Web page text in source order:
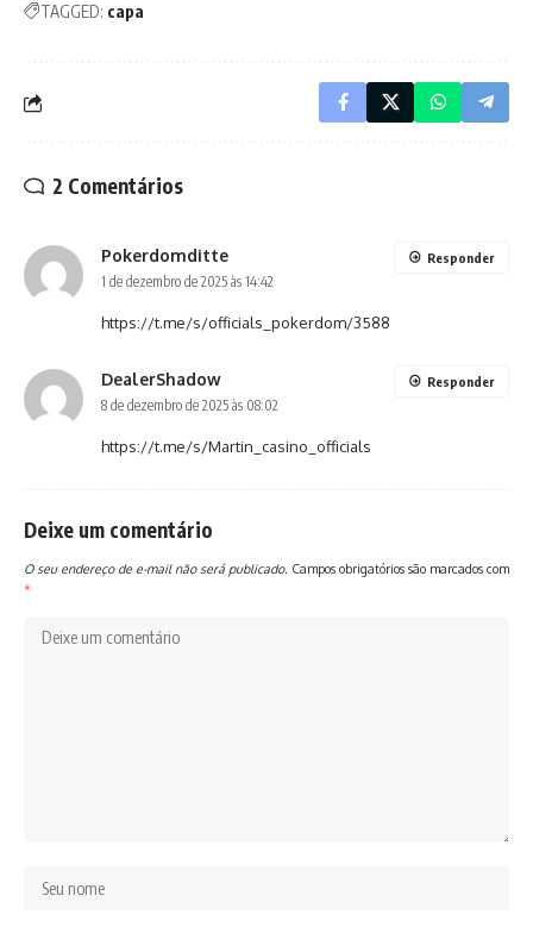
TAGGED: capa
2 Comentários
Pokerdomditte
1 de dezembro de 2025 às 14:42
https://t.me/s/officials_pokerdom/3588
Responder
DealerShadow
8 de dezembro de 2025 às 08:02
https://t.me/s/Martin_casino_officials
Responder
Deixe um comentário
O seu endereço de e-mail não será publicado. Campos obrigatórios são marcados com
*